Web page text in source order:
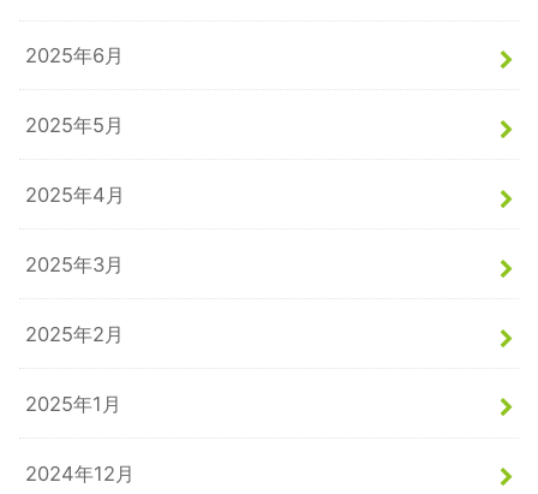
2025年6月
2025年5月
2025年4月
2025年3月
2025年2月
2025年1月
2024年12月